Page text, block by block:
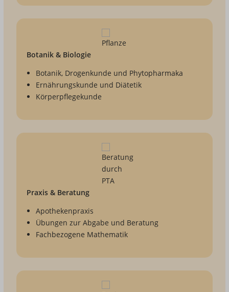
Botanik & Biologie
Botanik, Drogenkunde und Phytopharmaka
Ernährungskunde und Diätetik
Körperpflegekunde
Praxis & Beratung
Apothekenpraxis
Übungen zur Abgabe und Beratung
Fachbezogene Mathematik